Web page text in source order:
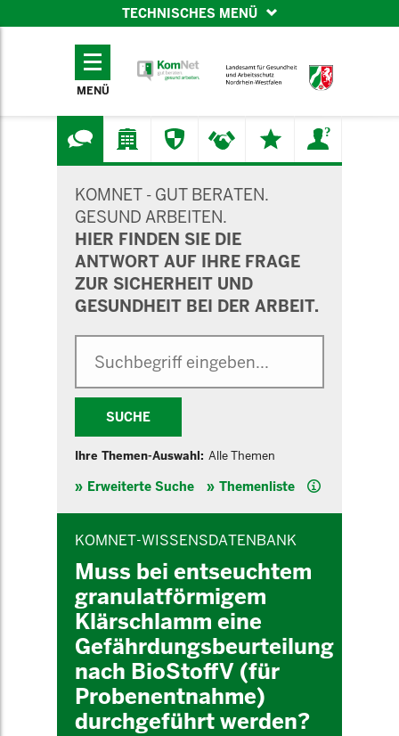
TECHNISCHES MENÜ
TECHNISCHES
MENÜ
KOMNET - GUT BERATEN.
GESUND ARBEITEN.
HIER FINDEN SIE DIE
ANTWORT AUF IHRE FRAGE
ZUR SICHERHEIT UND
GESUNDHEIT BEI DER ARBEIT.
SUCHE
Ihre Themen-Auswahl: Alle Themen
Erweiterte Suche Themenliste Hilfe
KOMNET-WISSENSDATENBANK
Muss bei entseuchtem
granulatförmigem
Klärschlamm eine
Gefährdungsbeurteilung
nach BioStoffV (für
Probenentnahme)
durchgeführt werden?